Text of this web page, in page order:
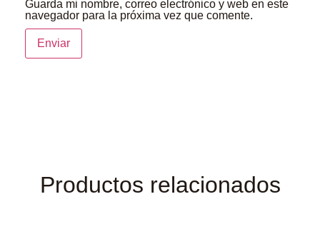
Guarda mi nombre, correo electrónico y web en este
navegador para la próxima vez que comente.
Productos relacionados